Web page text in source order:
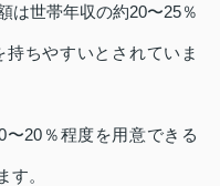
は世帯年収の約20〜25％
ちやすいとされていま
20％程度を用意できる
す。